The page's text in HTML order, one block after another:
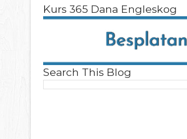
Kurs 365 Dana Engleskog
Search This Blog